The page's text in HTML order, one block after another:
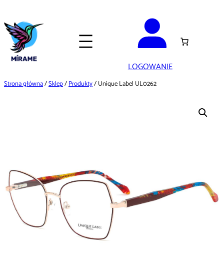
do
treści
LOGOWANIE
Strona główna/Sklep/Produkty/ Unique Label UL0262